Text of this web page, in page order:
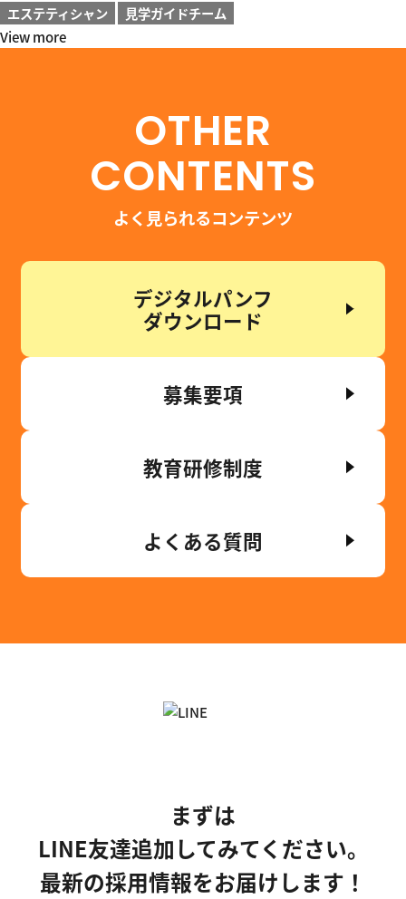
エステティシャン
見学ガイドチーム
View more
OTHER
CONTENTS
よく見られるコンテンツ
デジタルパンフ
ダウンロード
募集要項
教育研修制度
よくある質問
まずは
LINE友達追加してみてください。
最新の採用情報をお届けします！